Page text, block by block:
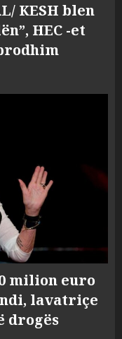
KESH blen
HEC -et
milion euro
lavatriçe
drogës